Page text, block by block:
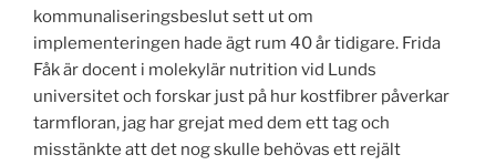
kommunaliseringsbeslut sett ut om
implementeringen hade ägt rum 40 år tidigare. Frida
Fåk är docent i molekylär nutrition vid Lunds
universitet och forskar just på hur kostfibrer påverkar
tarmfloran, jag har grejat med dem ett tag och
misstänkte att det nog skulle behövas ett rejält